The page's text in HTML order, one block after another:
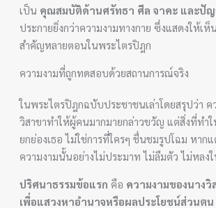
เป็น คุณสมบัติด้านศรัทธา ศีล จาคะ และปั
ประกายยิ่งกว่าความงามทางกาย ซึ่งแสดงให้เ
สำคัญหลายตอนในพระไตรปิฎก
ความงามที่ถูกทดสอบด้วยสถานการณ์จริง
ในพระไตรปิฎกฉบับประชาชนเล่าโดยสรุปว่า ค
วิสาขาทำให้ผู้คนมากมายกล่าวขวัญ แต่สิ่งที่ทำ
ยกย่องเธอ ไม่ใช่การที่ใครๆ ชื่นชมรูปโฉม หาก
ความงามนั้นอย่างไม่ประมาท ไม่ลืมตัว ไม่หลงใ
ปริศนาธรรมข้อแรก คือ ความงามของนางวิ
เพื่อแสวงหาอำนาจหรือผลประโยชน์ส่วนตน